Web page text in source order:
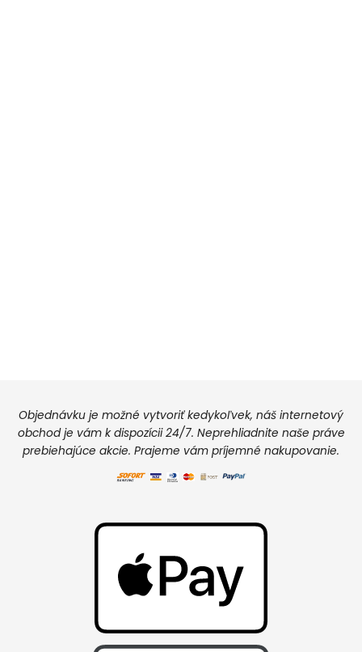
Objednávku je možné vytvoriť kedykoľvek, náš internetový
obchod je vám k dispozícii 24/7. Neprehliadnite naše práve
prebiehajúce akcie. Prajeme vám príjemné nakupovanie.